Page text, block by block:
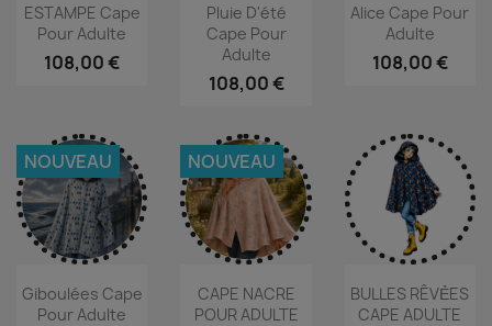
ESTAMPE Cape
Pour Adulte
108,00 €
Pluie D'été
Cape Pour
Adulte
108,00 €
Alice Cape Pour
Adulte
108,00 €
Giboulées Cape
Pour Adulte
NOUVEAU
CAPE NACRE
POUR ADULTE
NOUVEAU
BULLES RÊVẺES
CAPE ADULTE